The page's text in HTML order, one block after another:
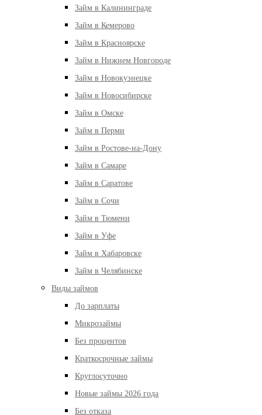
Займ в Калининграде
Займ в Кемерово
Займ в Красноярске
Займ в Нижнем Новгороде
Займ в Новокузнецке
Займ в Новосибирске
Займ в Омске
Займ в Перми
Займ в Ростове-на-Дону
Займ в Самаре
Займ в Саратове
Займ в Сочи
Займ в Тюмени
Займ в Уфе
Займ в Хабаровске
Займ в Челябинске
Виды займов
До зарплаты
Микрозаймы
Без процентов
Краткосрочные займы
Круглосуточно
Новые займы 2026 года
Без отказа